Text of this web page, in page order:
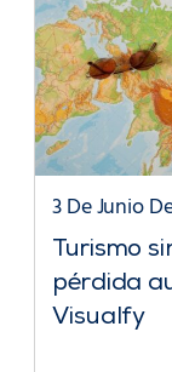
Turismo
pérdida
Visualfy
3 De Junio